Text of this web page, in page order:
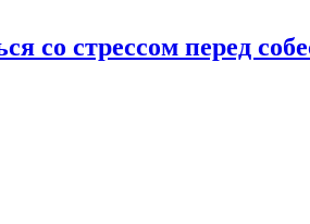
со стрессом перед